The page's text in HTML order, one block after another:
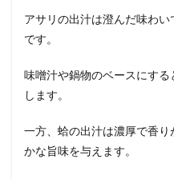
アサリの出汁は澄んだ味わ
です。
味噌汁や鍋物のベースにす
します。
一方、蛤の出汁は濃厚で香
かな旨味を与えます。